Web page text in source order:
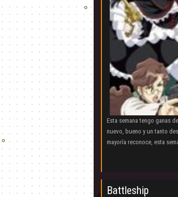
Esta semana tengo ganas
nuevo, bueno y un tanto
mayoría reconoce, esta
Battleship